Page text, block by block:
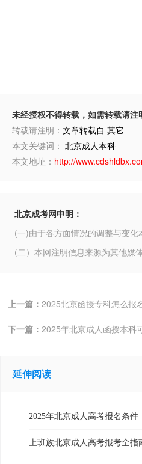
未经授权不得转载，如需转载请注
转载请注明： 文章转载自 其它
本文关键词： 北京成人本科
本文地址： http://
北京成考网申明：
(一)由于各方面情况的调整与变化
(二）本网注明信息来源为其他媒
上一篇： 2025北京函授专科怎么报
下一篇： 2025年北京成人函授本科
延伸阅读
2025年北京成人高考报名条件
上班族北京成人高考报考全